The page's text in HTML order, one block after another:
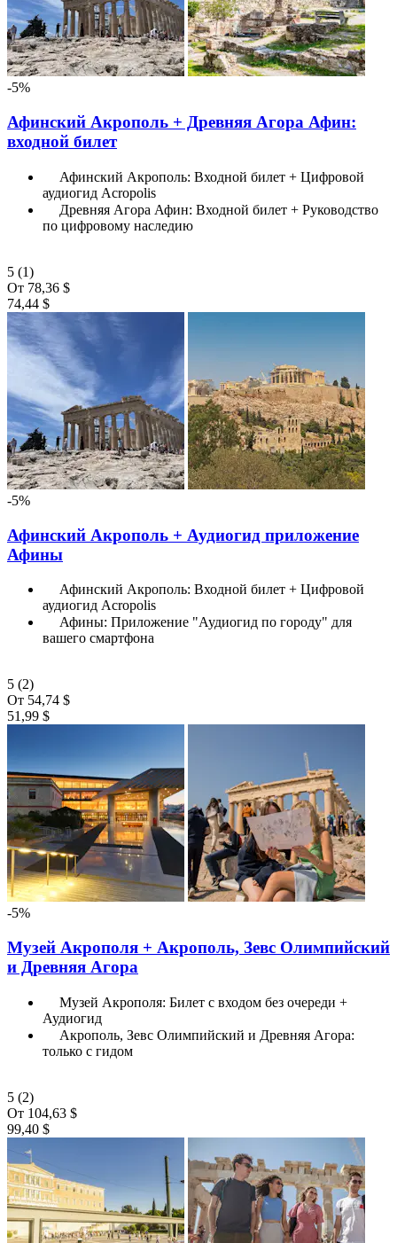
-5%
Афинский Акрополь + Древняя Агора Афин:
входной билет
Афинский Акрополь: Входной билет + Цифровой
аудиогид Acropolis
Древняя Агора Афин: Входной билет + Руководство
по цифровому наследию
5 (1)
От 78,36 $
74,44 $
-5%
Афинский Акрополь + Аудиогид приложение
Афины
Афинский Акрополь: Входной билет + Цифровой
аудиогид Acropolis
Афины: Приложение "Аудиогид по городу" для
вашего смартфона
5 (2)
От 54,74 $
51,99 $
-5%
Музей Акрополя + Акрополь, Зевс Олимпийский
и Древняя Агора
Музей Акрополя: Билет с входом без очереди +
Аудиогид
Акрополь, Зевс Олимпийский и Древняя Агора:
только с гидом
5 (2)
От 104,63 $
99,40 $